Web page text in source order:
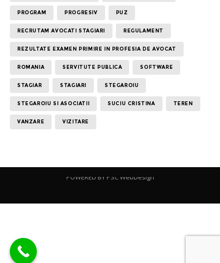
PROGRAM PROGRESIV PUZ
RECRUTAM AVOCATI STAGIARI REGULAMENT
REZULTATE EXAMEN PRIMIRE IN PROFESIA DE AVOCAT
ROMANIA SERVITUTE PUBLICA SOFTWARE
STAGIAR STAGIARI STEGAROIU
STEGAROIU SI ASOCIATII SUCIU CRISTINA TEREN
VANZARE VIZITARE
POWERED BY PSC WebDesign